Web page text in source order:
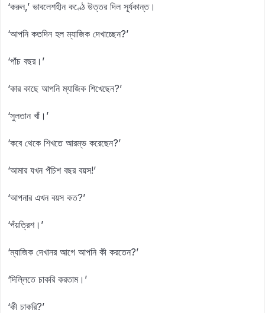
‘করুন,’ ভাবলেশহীন কণ্ঠে উত্তর দিল সূর্যকান্ত।
‘আপনি কতদিন হল ম্যাজিক দেখাচ্ছেন?’
‘পাঁচ বছর।’
‘কার কাছে আপনি ম্যাজিক শিখেছেন?’
‘সুলতান খাঁ।’
‘কবে থেকে শিখতে আরম্ভ করেছেন?’
‘আমার যখন পঁচিশ বছর বয়স!’
‘আপনার এখন বয়স কত?’
‘পঁয়ত্রিশ।’
‘ম্যাজিক দেখানর আগে আপনি কী করতেন?’
‘দিল্লিতে চাকরি করতাম।’
‘কী চাকরি?’